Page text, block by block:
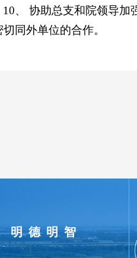
10、 协助总支和院领导加
同外单位的合作。
明德明智